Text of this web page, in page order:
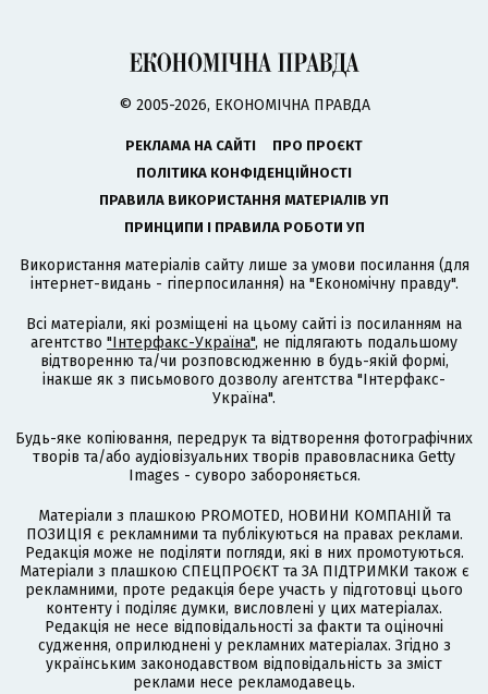
© 2005-2026, ЕКОНОМІЧНА ПРАВДА
РЕКЛАМА НА САЙТІ
ПРО ПРОЄКТ
ПОЛІТИКА КОНФІДЕНЦІЙНОСТІ
ПРАВИЛА ВИКОРИСТАННЯ МАТЕРІАЛІВ УП
ПРИНЦИПИ І ПРАВИЛА РОБОТИ УП
Використання матеріалів сайту лише за умови посилання (для
інтернет-видань - гіперпосилання) на "Економічну правду".
Всі матеріали, які розміщені на цьому сайті із посиланням на
агентство "Інтерфакс-Україна", не підлягають подальшому
відтворенню та/чи розповсюдженню в будь-якій формі,
інакше як з письмового дозволу агентства "Інтерфакс-
Україна".
Будь-яке копіювання, передрук та відтворення фотографічних
творів та/або аудіовізуальних творів правовласника Getty
Images - суворо забороняється.
Матеріали з плашкою PROMOTED, НОВИНИ КОМПАНІЙ та
ПОЗИЦІЯ є рекламними та публікуються на правах реклами.
Редакція може не поділяти погляди, які в них промотуються.
Матеріали з плашкою СПЕЦПРОЄКТ та ЗА ПІДТРИМКИ також є
рекламними, проте редакція бере участь у підготовці цього
контенту і поділяє думки, висловлені у цих матеріалах.
Редакція не несе відповідальності за факти та оціночні
судження, оприлюднені у рекламних матеріалах. Згідно з
українським законодавством відповідальність за зміст
реклами несе рекламодавець.